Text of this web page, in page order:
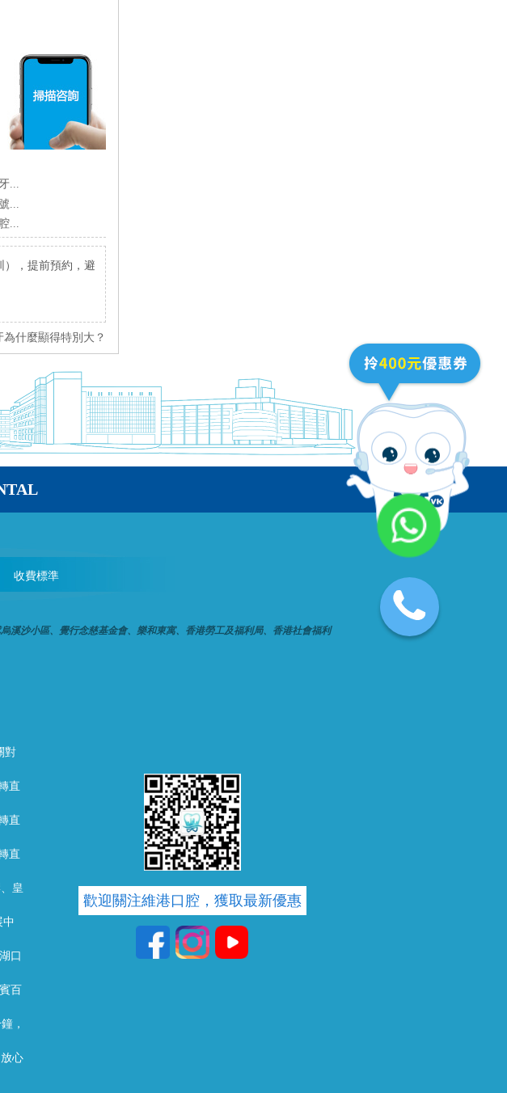
...
...
...
），提前預約，避
為什麼顯得特別大？
收費標準
溪沙小區、覺行念慈基金會、樂和東寓、香港勞工及福利局、香港社會福利
對
直
直
直
皇
中
口
百
，
心
歡迎關注維港口腔，獲取最新優惠